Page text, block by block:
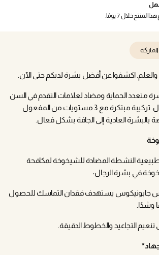
المنتج خلال 7 يومًا.
اكشفوا عن أفضل بشرة لديكم حتى الآن.
متعدد الحماية ومضاد لعلامات التقدم في السن
مخصص لبشرة الرجال. تركيبة مبتكرة مع 3 مستويات من المفعول
بالبشرة العادية إلى الجافة بشكل فعال.
النشطة المضادة للشيخوخة لمكافحة
في بشرة الرجال:
جابونيكوس يستهدف فقدان التماسك للحصول
وشدًا.
تنعيم التجاعيد والخطوط الدقيقة.